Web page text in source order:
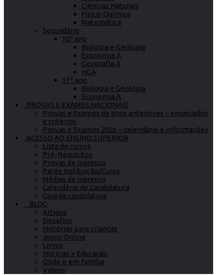
Ciências Naturais
Físico-Química
Matemática
Secundário
10º ano
Biologia e Geologia
Economia A
Geografia A
HCA
11º ano
Biologia e Geologia
Economia A
PROVAS E EXAMES NACIONAIS
Provas e Exames de anos anteriores – enunciados
e critérios
Provas e Exames 2026 – calendário e informações
ACESSO AO ENSINO SUPERIOR
Lista de cursos
Pré-Requisitos
Provas de Ingresso
Pares Instituição/Curso
Médias de Ingresso
Calendário de Candidatura
Guia da candidatura
BLOG
Artigos
Desafios
Histórias para crianças
Jogos Online
Livros
Notícias » Educação
Onde ir em família
Vídeos